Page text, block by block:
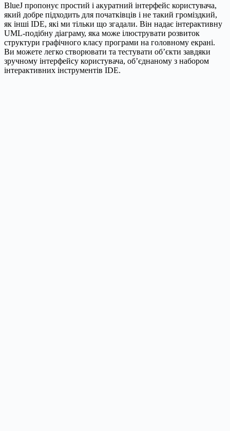
BlueJ пропонує простий і акуратний інтерфейс користувача,
який добре підходить для початківців і не такий громіздкий,
як інші IDE, які ми тільки що згадали. Він надає інтерактивну
UML-подібну діаграму, яка може ілюструвати розвиток
структури графічного класу програми на головному екрані.
Ви можете легко створювати та тестувати об’єкти завдяки
зручному інтерфейсу користувача, об’єднаному з набором
інтерактивних інструментів IDE.